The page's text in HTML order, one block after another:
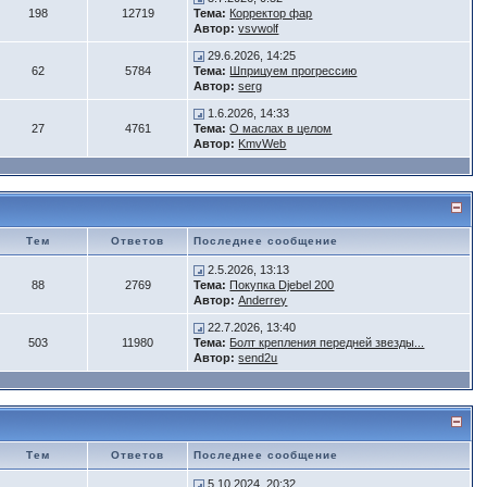
198 12719
Тема: Корректор фар
Автор: vsvwolf
62 5784
29.6.2026, 14:25
Тема: Шприцуем прогрессию
Автор: serg
27 4761
1.6.2026, 14:33
Тема: О маслах в целом
Автор: KmvWeb
Тем Ответов Последнее сообщение
88 2769
2.5.2026, 13:13
Тема: Покупка Djebel 200
Автор: Anderrey
503 11980
22.7.2026, 13:40
Тема: Болт крепления передней звезды...
Автор: send2u
Тем Ответов Последнее сообщение
5.10.2024, 20:32